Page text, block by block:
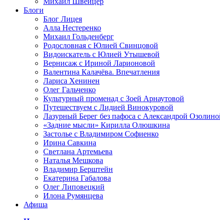
Блоги
Блог Лицея
Алла Нестеренко
Михаил Гольденберг
Родословная с Юлией Свинцовой
Видоискатель с Юлией Утышевой
Вернисаж с Ириной Ларионовой
Валентина Калачёва. Впечатления
Лариса Хенинен
Олег Гальченко
Культурный променад с Зоей Арнаутовой
Путешествуем с Лидией Винокуровой
Лазурный Берег без пафоса с Александрой
«Задние мысли» Кирилла Олюшкина
Застолье с Владимиром Софиенко
Ирина Савкина
Светлана Артемьева
Наталья Мешкова
Владимир Берштейн
Екатерина Габалова
Олег Липовецкий
Илона Румянцева
Афиша